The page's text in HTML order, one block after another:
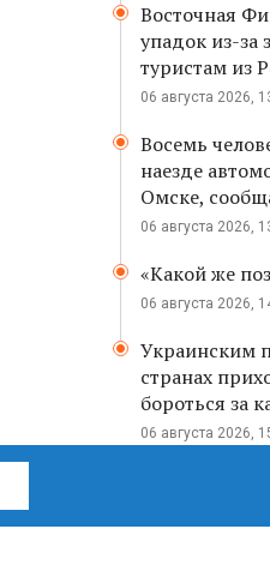
Восточная
упадок из-за
туристам из
06 августа 2026,
Восемь
наезде
Омске,
06 августа 2026,
«Какой же
06 августа 2026,
Украинским
странах
бороться за
06 августа 2026,